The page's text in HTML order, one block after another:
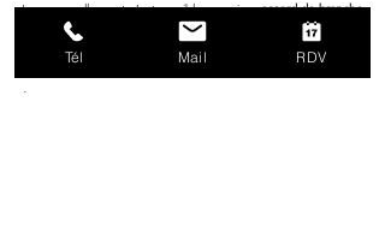
Le renouvellement n’est possible que si un accord de branche
le prévoit, si la clause de renouvellement est stipulée
au contrat et si le salarié donne son
avant la fin de
la période initiale.
Tél Mail RDV